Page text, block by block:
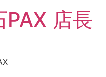
店長